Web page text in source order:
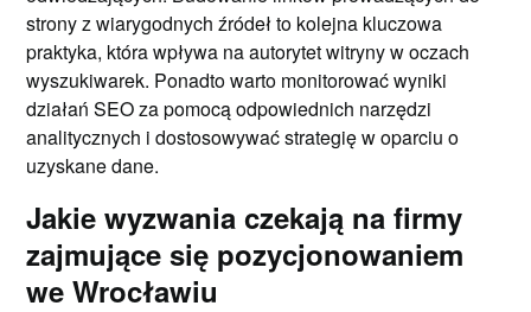
strony z wiarygodnych źródeł to kolejna kluczowa
praktyka, która wpływa na autorytet witryny w oczach
wyszukiwarek. Ponadto warto monitorować wyniki
działań SEO za pomocą odpowiednich narzędzi
analitycznych i dostosowywać strategię w oparciu o
uzyskane dane.
Jakie wyzwania czekają na firmy
zajmujące się pozycjonowaniem
we Wrocławiu